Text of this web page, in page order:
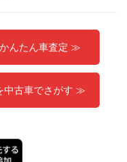
んたん車査定 ≫
中古車でさがす ≫